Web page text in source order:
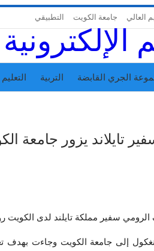
العالي جامعة الكويت التطبيقي
الجري القابضة التربية
تايلاند يزور جامعة
سفير مملكة تايلند لدى الكويت
إلى جامعة الكويت وجاءت بهدف